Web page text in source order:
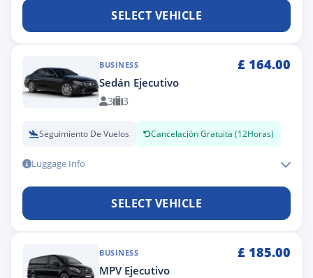
SELECT VEHICLE
BUSINESS £ 164.00
Sedán Ejecutivo
3 3
Seguimiento De Vuelos Cancelación Gratuita (12Horas)
Luggage Info
SELECT VEHICLE
BUSINESS £ 185.00
MPV Ejecutivo